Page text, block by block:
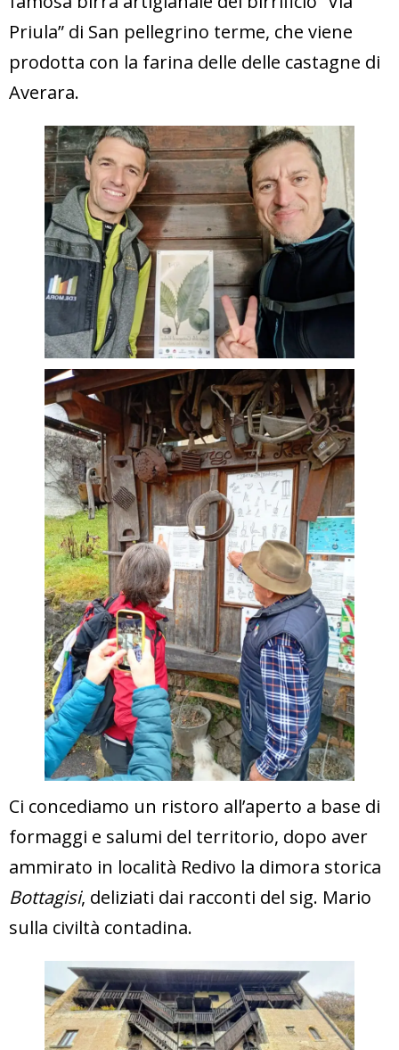
Priula” di San pellegrino terme, che viene
prodotta con la farina delle delle castagne di
Averara.
Ci concediamo un ristoro all’aperto a base di
formaggi e salumi del territorio, dopo aver
ammirato in località Redivo la dimora storica
Bottagisi, deliziati dai racconti del sig. Mario
sulla civiltà contadina.